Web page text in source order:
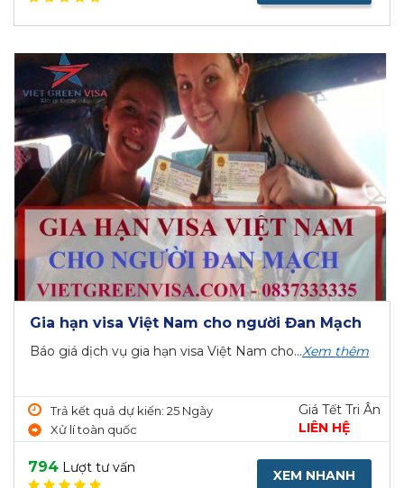
Gia hạn visa Việt Nam cho người Đan Mạch
Báo giá dịch vụ gia hạn visa Việt Nam cho...Xem thêm
Trả kết quả dự kiến: 25 Ngày
Xử lí toàn quốc
Giá Tết Tri Ân
LIÊN HỆ
794 Lượt tư vấn XEM NHANH